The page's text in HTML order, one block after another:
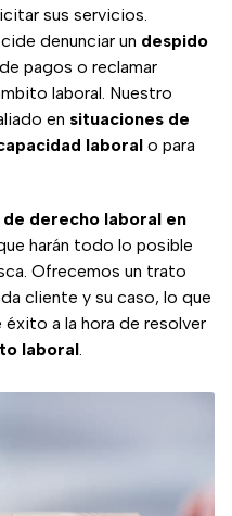
sus servicios.
denunciar un despido
pagos o reclamar
laboral. Nuestro
en situaciones de
laboral o para
derecho laboral en
harán todo lo posible
Ofrecemos un trato
cliente y su caso, lo que
a la hora de resolver
laboral.